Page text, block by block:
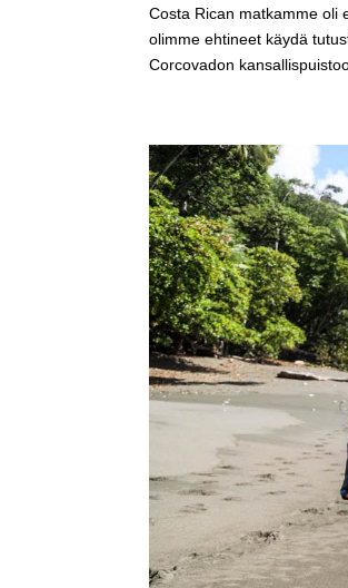
Costa Rican matkamme oli
olimme ehtineet käydä
Corcovadon